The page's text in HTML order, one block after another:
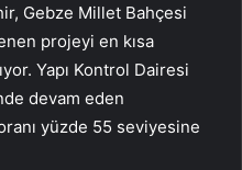
Gebze Millet Bahçesi
projeyi en kısa
Yapı Kontrol Dairesi
devam eden
yüzde 55 seviyesine